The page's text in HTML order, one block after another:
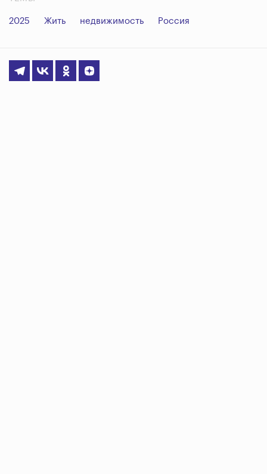
2025 Жить недвижимость Россия